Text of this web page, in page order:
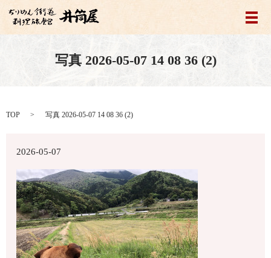
メ
写真 2026-05-07 14 08 36 (2)
TOP 写真 2026-05-07 14 08 36 (2)
2026-05-07